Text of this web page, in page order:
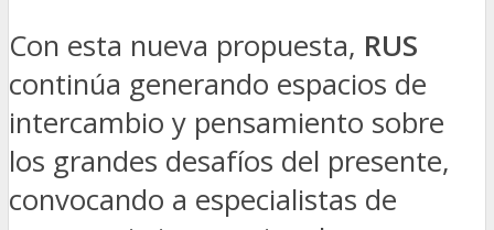
Con esta nueva propuesta, RUS
continúa generando espacios de
intercambio y pensamiento sobre
los grandes desafíos del presente,
convocando a especialistas de